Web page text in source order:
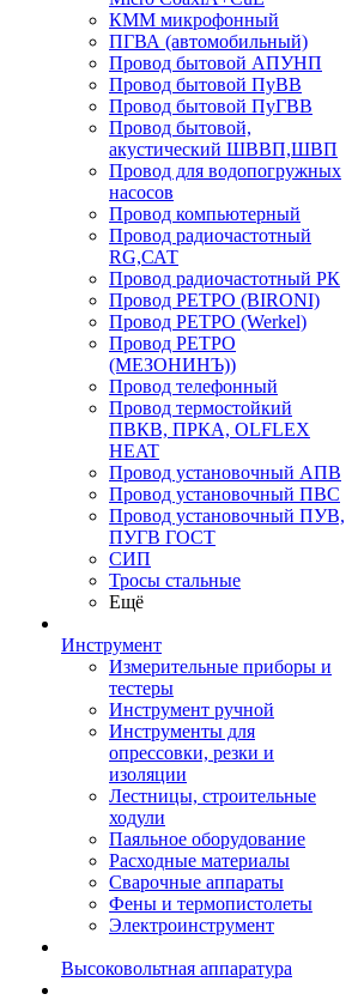
КММ микрофонный
ПГВА (автомобильный)
Провод бытовой АПУНП
Провод бытовой ПуВВ
Провод бытовой ПуГВВ
Провод бытовой,
акустический ШВВП,ШВП
Провод для водопогружных
насосов
Провод компьютерный
Провод радиочастотный
RG,САТ
Провод радиочастотный РК
Провод РЕТРО (BIRONI)
Провод РЕТРО (Werkel)
Провод РЕТРО
(МЕЗОНИНЪ))
Провод телефонный
Провод термостойкий
ПВКВ, ПРКА, OLFLEX
HEAT
Провод установочный АПВ
Провод установочный ПВС
Провод установочный ПУВ,
ПУГВ ГОСТ
СИП
Тросы стальные
Ещё
Инструмент
Измерительные приборы и
тестеры
Инструмент ручной
Инструменты для
опрессовки, резки и
изоляции
Лестницы, строительные
ходули
Паяльное оборудование
Расходные материалы
Сварочные аппараты
Фены и термопистолеты
Электроинструмент
Высоковольтная аппаратура